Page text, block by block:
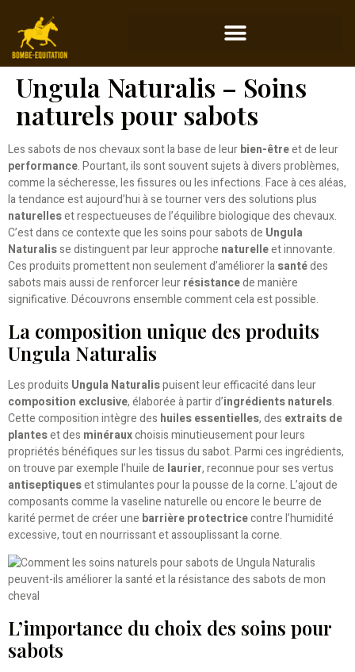
Ungula Naturalis – Soins
naturels pour sabots
Les sabots de nos chevaux sont la base de leurbien-êtreet de leur
performance. Pourtant, ils sont souvent sujets à divers problèmes,
comme la sécheresse, les fissures ou les infections. Face à ces aléas,
la tendance est aujourd’hui à se tourner vers des solutions plus
naturelleset respectueuses de l’équilibre biologique des chevaux.
C’est dans ce contexte que les soins pour sabots de Ungula
Naturalisse distinguent par leur approche naturelleet innovante.
Ces produits promettent non seulement d’améliorer lasantédes
sabots mais aussi de renforcer leurrésistancede manière
significative. Découvrons ensemble comment cela est possible.
La composition unique des produits
Ungula Naturalis
Les produits Ungula Naturalispuisent leur efficacité dans leur
composition exclusive, élaborée à partir d’ingrédients naturels.
Cette composition intègre des huiles essentielles, des extraits de
planteset des minérauxchoisis minutieusement pour leurs
propriétés bénéfiques sur les tissus du sabot. Parmi ces ingrédients,
on trouve par exemple l’huile de laurier, reconnue pour ses vertus
antiseptiqueset stimulantes pour la pousse de la corne. L’ajout de
composants comme la vaseline naturelle ou encore le beurre de
karité permet de créer une barrière protectricecontre l’humidité
excessive, tout en nourrissant et assouplissant la corne.
L’importance du choix des soins pour
sabots